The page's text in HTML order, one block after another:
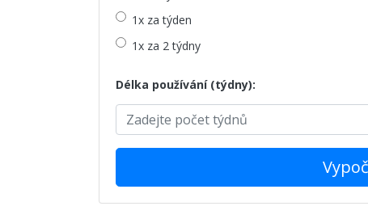
1x za týden
1x za 2 týdny
Délka používání (týdny):